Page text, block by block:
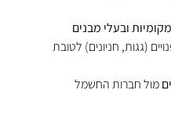
ובעלי מבנים
(גגות, חניונים) לטובת
מול חברות החשמל